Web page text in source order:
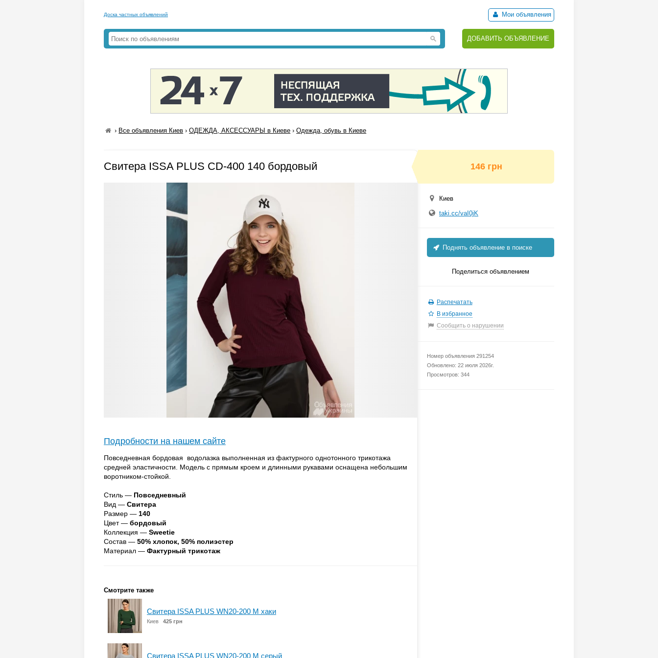
Доска частных объявлений Мои объявления
ДОБАВИТЬ ОБЪЯВЛЕНИЕ
› Все объявления Киев ›ОДЕЖДА, АКСЕССУАРЫ в Киеве ›Одежда, обувь в Киеве
Свитера ISSA PLUS CD-400 140 бордовый
Подробности на нашем сайте
Повседневная бордовая водолазка выполненная из фактурного однотонного трикотажа
средней эластичности. Модель с прямым кроем и длинными рукавами оснащена небольшим
воротником-стойкой.
Стиль — Повседневный
Вид — Свитера
Размер — 140
Цвет — бордовый
Коллекция — Sweetie
Состав — 50% хлопок, 50% полиэстер
Материал — Фактурный трикотаж
Смотрите также
Свитера ISSA PLUS WN20-200 M хаки
Киев 425 грн
Свитера ISSA PLUS WN20-200 M серый
146 грн
Киев
taki.cc/vaI0jK
Поднять объявление в поиске
Поделиться объявлением
Распечатать
В избранное
Сообщить о нарушении
Номер объявления 291254
Обновлено: 22 июля 2026г.
Просмотров: 344